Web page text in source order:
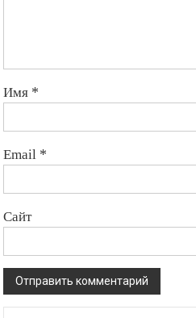
Имя *
Email *
Сайт